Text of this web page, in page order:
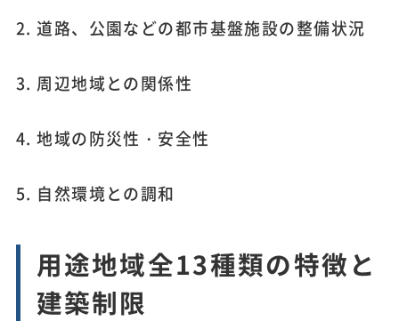
2. 道路、公園などの都市基盤施設の整備状況
3. 周辺地域との関係性
4. 地域の防災性・安全性
5. 自然環境との調和
用途地域全13種類の特徴と
建築制限